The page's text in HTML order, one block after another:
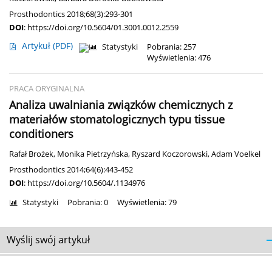
Prosthodontics 2018;68(3):293-301
DOI: https://doi.org/10.5604/01.3001.0012.2559
Artykuł (PDF) Statystyki
Pobrania: 257
Wyświetlenia: 476
PRACA ORYGINALNA
Analiza uwalniania związków chemicznych z
materiałów stomatologicznych typu tissue
conditioners
Rafał Brożek, Monika Pietrzyńska, Ryszard Koczorowski,Adam Voelkel
Prosthodontics 2014;64(6):443-452
DOI: https://doi.org/10.5604/.1134976
Statystyki Pobrania: 0 Wyświetlenia: 79
Wyślij swój artykuł